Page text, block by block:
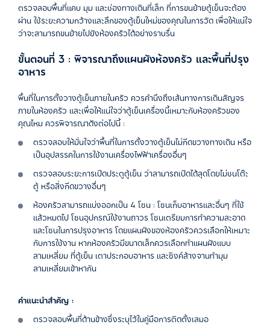
ตรวจสอบพื้นที่แคบ มุม และช่องทางเดินที่เล็ก ที่การขนย้ายตู้เย็นจะต้อง
ผ่าน ใช้ระยะความกว้างและลึกของตู้เย็นใหม่ของคุณในการวัด เพื่อให้แน่ใจ
ว่าจะสามารถขนย้ายไปยังห้องครัวได้อย่างราบรื่น
ขั้นตอนที่ 3 : พิจารณาถึงแผนผังห้องครัว และพื้นที่ปรุง
อาหาร
พื้นที่ในการตั้งวางตู้เย็นภายในครัว ควรคำนึงถึงเส้นทางการเดินสัญจร
ภายในห้องครัว และเพื่อให้แน่ใจว่าตู้เย็นเครื่องนี้เหมาะกับห้องครัวของ
คุณไหม ควรพิจารณาดังต่อไปนี้ :
ตรวจสอบให้มั่นใจว่าพื้นที่ในการตั้งวางตู้เย็นไม่กีดขวางทางเดิน หรือ
เป็นอุปสรรคในการใช้งานเครื่องไฟฟ้าเครื่องอื่นๆ
ตรวจสอบระยะการเปิดประตูตู้เย็น ว่าสามารถเปิดได้สุดโดยไม่ชนโต๊ะ
ตู้ หรือสิ่งกีดขวางอื่นๆ
ห้องครัวสามารถแบ่งออกเป็น 4 โซน : โซนเก็บอาหารและอื่นๆ ที่ใช้
แล้วหมดไป โซนอุปกรณ์ใช้งานถาวร โซนเตรียมการทำความสะอาด
และโซนในการปรุงอาหาร โดยแผนผังของห้องครัวควรเลือกให้เหมาะ
กับการใช้งาน หากห้องครัวมีขนาดเล็กควรเลือกทำแผนผังแบบ
สามเหลี่ยม ที่ตู้เย็น เตาประกอบอาหาร และซิงค์ล้างจานทำมุม
สามเหลี่ยมเข้าหากัน
คำแนะนำสำคัญ :
ตรวจสอบพื้นที่ด้านข้างซึ่งระบุไว้ในคู่มือการติดตั้งเสมอ